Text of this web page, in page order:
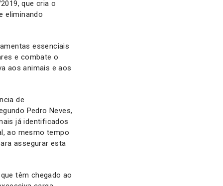
que cria o
eliminando
essenciais
e combate o
aos animais e aos
de
Pedro Neves,
já identificados
ao mesmo tempo
assegurar esta
têm chegado ao